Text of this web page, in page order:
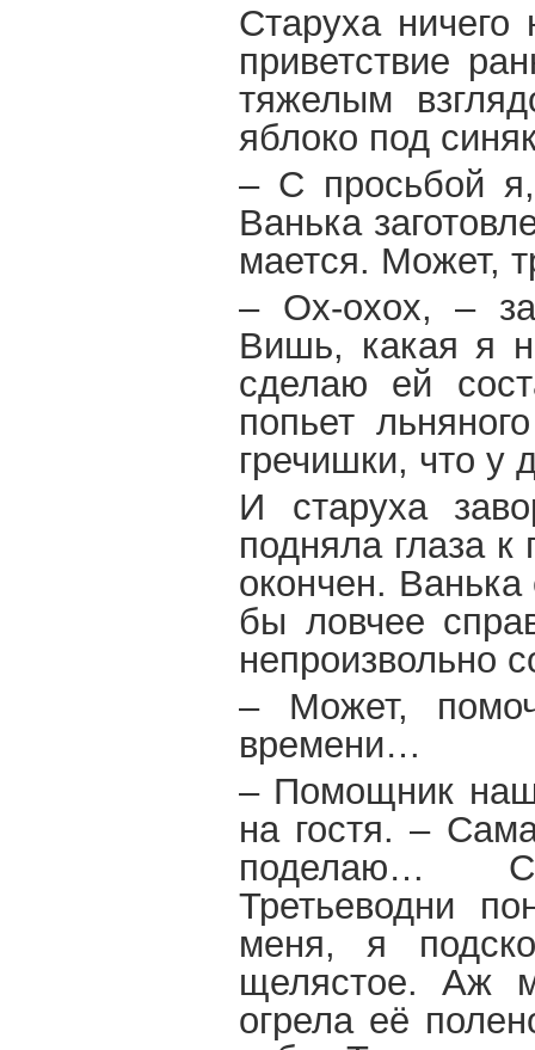
Старуха
приветствие
тяжелым
яблоко под
– С просьбой
Ванька
мается. Может,
– Ох-охох, –
Вишь, какая я
сделаю ей
попьет
гречишки, что у
И старуха
подняла глаза к
окончен.
бы ловчее
непроизвольно
– Может,
времени…
– Помощник
на гостя. –
поделаю…
Третьеводни
меня, я
щелястое. Аж
огрела её